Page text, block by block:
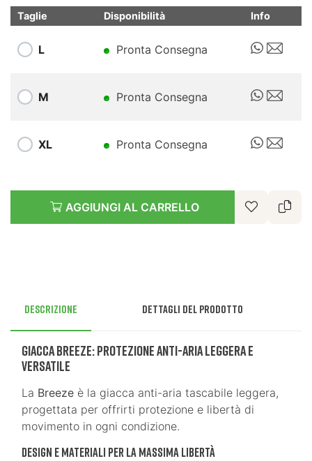
Taglie Disponibilità Info
L Pronta Consegna
M Pronta Consegna
XL Pronta Consegna
AGGIUNGI AL CARRELLO
Descrizione Dettagli del prodotto
Giacca Breeze: Protezione Anti-Aria Leggera e
Versatile
La Breeze è la giacca anti-aria tascabile leggera,
progettata per offrirti protezione e libertà di
movimento in ogni condizione.
Design e Materiali per la Massima Libertà